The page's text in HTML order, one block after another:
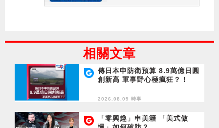
相關文章
傳日本申防衛預算 8.9萬億日圓
創新高 軍事野心極瘋狂？！
2026.08.09 時事
「零興趣」申美籍 「美式傲